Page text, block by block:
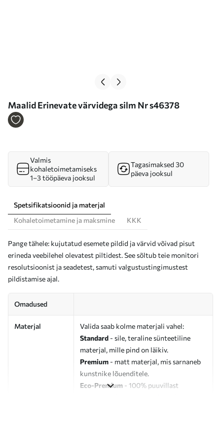
Maalid Erinevate värvidega silm Nr s46378
Valmis
kohaletoimetamiseks
1–3 tööpäeva jooksul
Tagasimaksed 30
päeva jooksul
Spetsifikatsioonid ja materjal
Kohaletoimetamine ja maksmine
KKK
Pange tähele: kujutatud esemete pildid ja värvid võivad pisut
erineda veebilehel olevatest piltidest. See sõltub teie monitori
resolutsioonist ja seadetest, samuti valgustustingimustest
pildistamise ajal.
Omadused
Materjal
Valida saab kolme materjali vahel:
Standard - sile, teraline sünteetiline
materjal, mille pind on läikiv.
Premium - matt materjal, mis sarnaneb
kunstnike lõuenditele.
Eco-Premium - 100% puuvillast